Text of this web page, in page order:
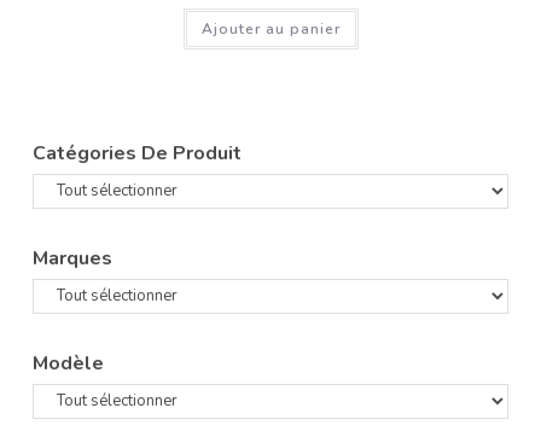
Ajouter au panier
Catégories De Produit
Marques
Modèle